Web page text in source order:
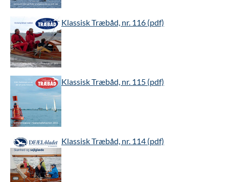
Klassisk Træbåd, nr. 116 (pdf)
Klassisk Træbåd, nr. 115 (pdf)
Klassisk Træbåd, nr. 114 (pdf)